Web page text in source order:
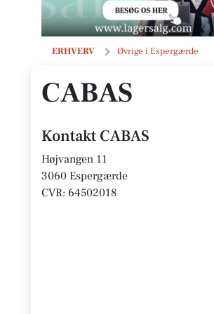
ERHVERV Øvrige i Espergærde
CABAS
CABAS
Kontakt CABAS
Højvangen 11
3060 Espergærde
CVR: 64502018